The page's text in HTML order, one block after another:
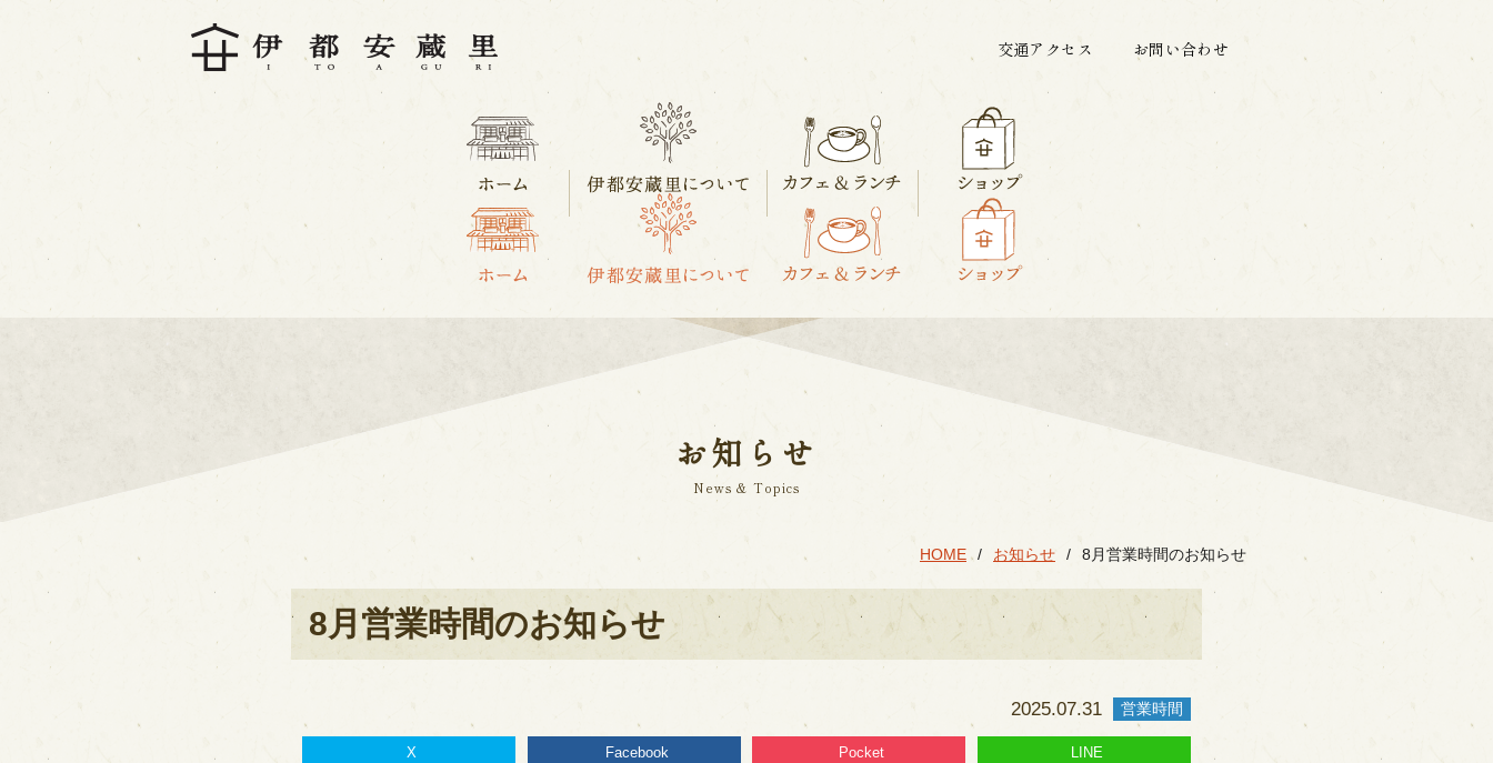
交通アクセス お問い合わせ
お知らせ
News & Topics
HOME お知らせ 8月営業時間のお知らせ
8月営業時間のお知らせ
2025.07.31 営業時間
X Facebook Pocket LINE